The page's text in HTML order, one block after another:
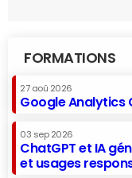
FORMATIONS
27 aoû 2026
Google Analytics
03 sep 2026
ChatGPT et IA
et usages